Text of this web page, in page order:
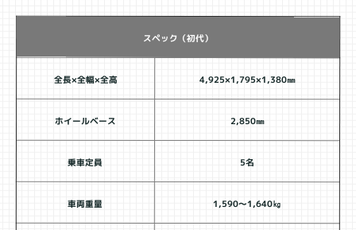
スペック（初代）
全長×全幅×全高 4,925×1,795×1,380㎜
ホイールベース 2,850㎜
乗車定員 5名
車両重量 1,590～1,640㎏